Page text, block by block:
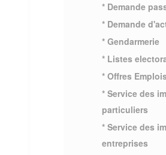
* Demande
* Demande
* Gendarmerie
* Listes
* Offres Emplois
* Service des
particuliers
* Service des
entreprises